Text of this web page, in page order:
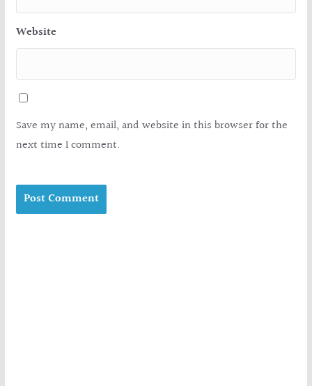
Website
Save my name, email, and website in this browser for the
next time I comment.